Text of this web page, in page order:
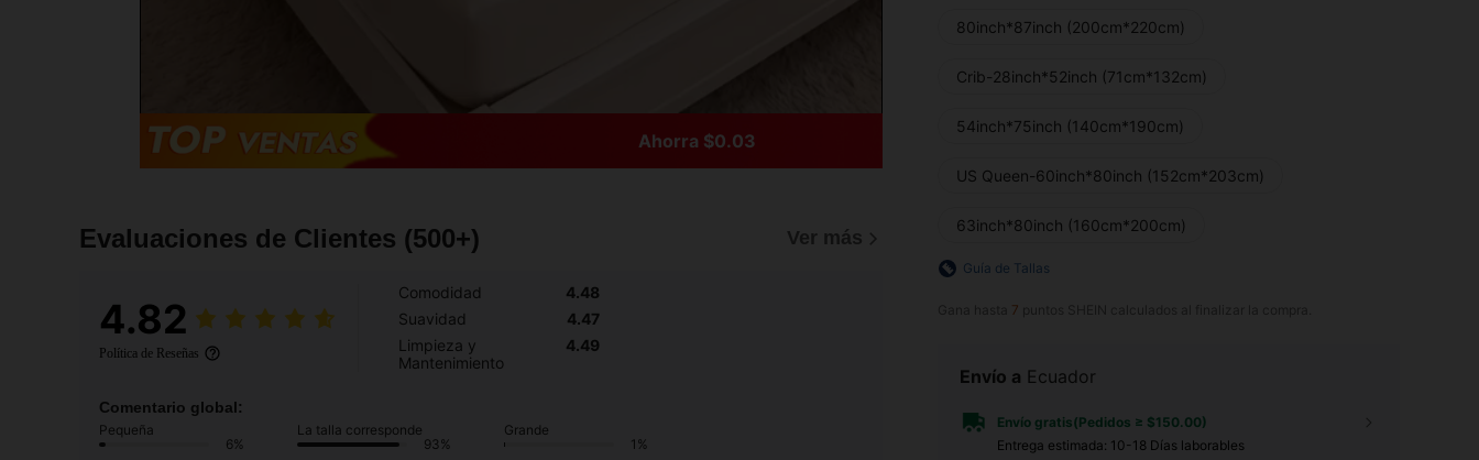
Ahorra $0.03
Evaluaciones de Clientes (500+) Ver más
4.82
Política de Reseñas
Comodidad
4.48
Suavidad
4.47
Limpieza y
Mantenimiento
4.49
Comentario global:
Pequeña
6%
La talla corresponde
93%
Grande
1%
80inch*87inch (200cm*220cm)
Crib-28inch*52inch (71cm*132cm)
54inch*75inch (140cm*190cm)
US Queen-60inch*80inch (152cm*203cm)
63inch*80inch (160cm*200cm)
Guía de Tallas
7
Envío a Ecuador
Envío gratis(Pedidos ≥ $150.00)
Entrega estimada: 10-18 Días laborables